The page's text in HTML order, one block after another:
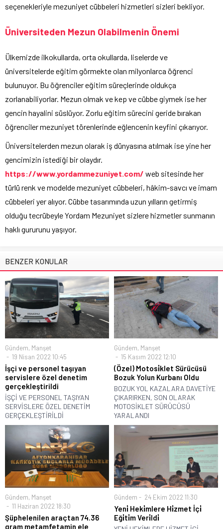
seçenekleriyle mezuniyet cübbeleri hizmetleri sizleri bekliyor.
Üniversiteden Mezun Olabilmenin Önemi
Ülkemizde ilkokullarda, orta okullarda, liselerde ve
üniversitelerde eğitim görmekte olan milyonlarca öğrenci
bulunuyor. Bu öğrenciler eğitim süreçlerinde oldukça
zorlanabiliyorlar. Mezun olmak ve kep ve cübbe giymek ise her
gencin hayalini süslüyor. Zorlu eğitim sürecini geride bırakan
öğrenciler mezuniyet törenlerinde eğlencenin keyfini çıkarıyor.
Üniversitelerden mezun olarak iş dünyasına atılmak ise yine her
gencimizin istediği bir olaydır.
https://www.yordammezuniyet.com/ web sitesinde her
türlü renk ve modelde mezuniyet cübbeleri, hâkim-savcı ve imam
cübbeleri yer alıyor. Cübbe tasarımında uzun yılların getirmiş
olduğu tecrübeyle Yordam Mezuniyet sizlere hizmetler sunmanın
haklı gururunu yaşıyor.
BENZER KONULAR
Gündem, Manşet
19 Nisan 2022 10:45
İşçi ve personel taşıyan
servislere özel denetim
gerçekleştirildi
İŞÇİ VE PERSONEL TAŞIYAN
SERVİSLERE ÖZEL DENETİM
GERÇEKLEŞTİRİLDİ
Gündem, Manşet
15 Kasım 2022 12:10
(Özel) Motosi̇klet Sürücüsü
Bozuk Yolun Kurbanı Oldu
BOZUK YOL KAZALARA DAVETİYE
ÇIKARIRKEN, SON OLARAK
MOTOSİKLET SÜRÜCÜSÜ
YARALANDI
Gündem, Manşet
11 Haziran 2022 18:30
Şüphelenilen araçtan 74.36
gram metamfetamin ele
Gündem 24 Ekim 2022 11:30
Yeni̇ Heki̇mlere Hi̇zmet İçi̇
Eği̇ti̇m Veri̇ldi̇